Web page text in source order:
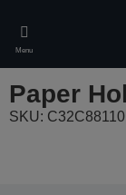
main
content
Menu
Paper
SKU: